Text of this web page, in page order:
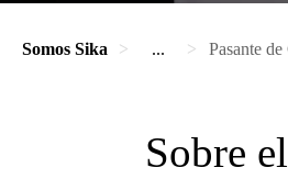
Somos Sika ... Pasante
Sobre